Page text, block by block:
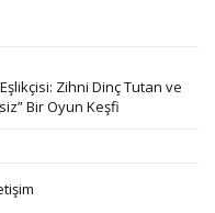
Zihni Dinç Tutan ve
Bir Oyun Keşfi